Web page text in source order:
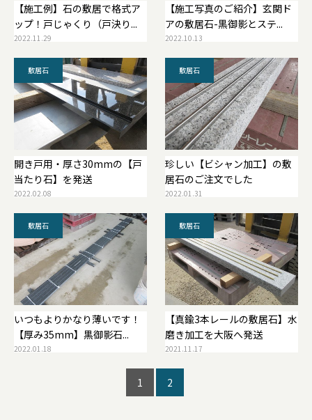
【施工例】石の敷居で格式ア
ップ！戸じゃくり（戸決り...
2022.11.29
【施工写真のご紹介】玄関ド
アの敷居石-黒御影とステ...
2022.10.13
敷居石
開き戸用・厚さ30mmの【戸
当たり石】を発送
2022.02.08
敷居石
珍しい【ビシャン加工】の敷
居石のご注文でした
2022.01.31
敷居石
いつもよりかなり薄いです！
【厚み35mm】黒御影石...
2022.01.18
敷居石
【真鍮3本レールの敷居石】水
磨き加工を大阪へ発送
2021.11.17
1 2